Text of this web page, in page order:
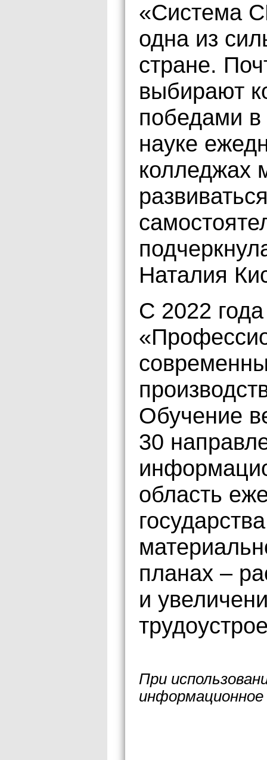
«Система
одна из
стране.
выбирают
победами в
науке
колледжах
Наталия
С 2022
Обучение
30
область
планах –
и
При